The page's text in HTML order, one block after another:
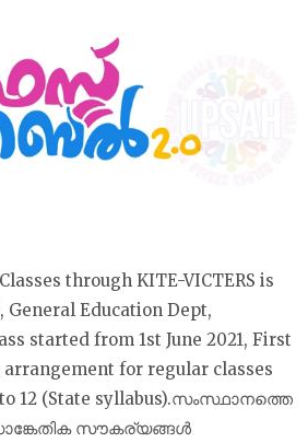
through KITE-VICTERS is
Education Dept,
started from 1st June 2021, First
for regular classes
to 12 (State syllabus).സംസ്ഥാനത്തെ
സൗകര്യങ്ങൾ